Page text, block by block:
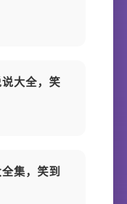
大全，笑
集，笑到